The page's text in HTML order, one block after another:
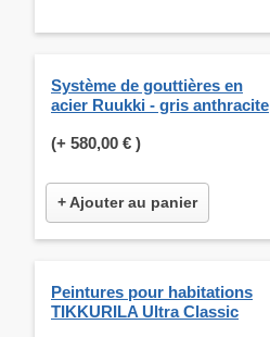
Système de gouttières en
acier Ruukki - gris anthracite
(+ 580,00 € )
+ Ajouter au panier
Peintures pour habitations
TIKKURILA Ultra Classic